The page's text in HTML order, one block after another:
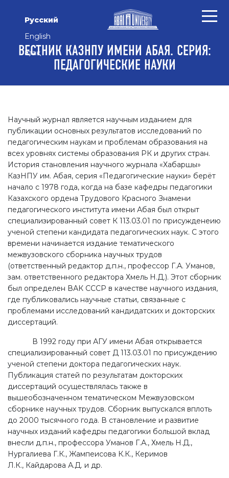
Русский
English
Қазақ
ВЕСТНИК КАЗНПУ ИМЕНИ АБАЯ. СЕРИЯ:
ПЕДАГОГИЧЕСКИЕ НАУКИ
Научный журнал является научным изданием для
публикации основных результатов исследований по
педагогическим наукам и проблемам образования на
всех уровнях системы образования РК и других стран.
История становления научного журнала «Хабаршы»
КазНПУ им. Абая, серия «Педагогические науки» берёт
начало с 1978 года, когда на базе кафедры педагогики
Казахского ордена Трудового Красного Знамени
педагогического института имени Абая был открыт
специализированный совет К 113.03.01 по присужденеию
ученой степени кандидата педагогических наук. С этого
времени начинается издание тематического
межвузовского сборника научных трудов
(ответственный редактор д.п.н., профессор Г.А. Уманов,
зам. ответственного редактора Хмель Н.Д.). Этот сборник
был определен ВАК СССР в качестве научного издания,
где публиковались научные статьи, связанные с
проблемами исследований кандидатских и докторских
диссертаций.
В 1992 году при АГУ имени Абая открывается
специализированный совет Д 113.03.01 по присуждению
ученой степени доктора педагогических наук.
Публикация статей по результатам докторских
диссертаций осуществлялась также в
вышеобозначенном тематическом Межвузовском
сборнике научных трудов. Сборник выпускался вплоть
до 2000 тысячного года. В становление и развитие
научных изданий кафедры педагогики большой вклад
внесли д.п.н., профессора Уманов Г.А., Хмель Н.Д.,
Нургалиева Г.К., Жампеисова К.К., Керимов
Л.К., Кайдарова А.Д. и др.